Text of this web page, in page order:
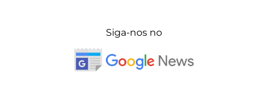
Siga-nos no